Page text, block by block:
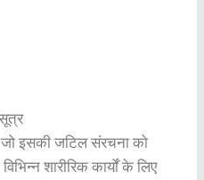
इसकी जटिल संरचना को
शारीरिक कार्यों के लिए